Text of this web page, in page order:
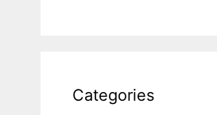
Categories